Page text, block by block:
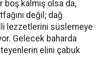
kalmış olsa da,
değil; dağ
lezzetlerini süslemeye
Gelecek baharda
elini çabuk